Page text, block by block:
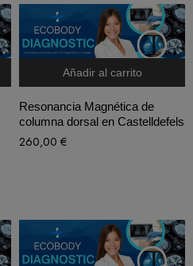
Añadir al carrito
Resonancia Magnética de
columna dorsal en Castelldefels
260,00 €